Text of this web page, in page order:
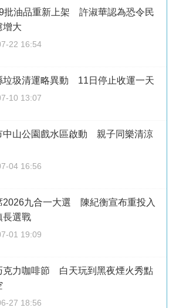
批油品重新上架 許淑華認為恐令民
增大
22 16:54
垃圾清運略異動 11日停止收運一天
10 13:07
中山公園戲水區啟動 親子同樂清涼
04 16:56
2026九合一大選 陳紀衡宣布重投入
長選戰
01 19:09
克力咖啡節 白天玩到黑夜煙火秀點
27 18:56